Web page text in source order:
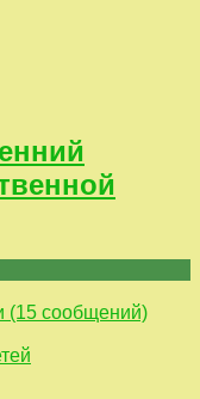
(15 сообщений)